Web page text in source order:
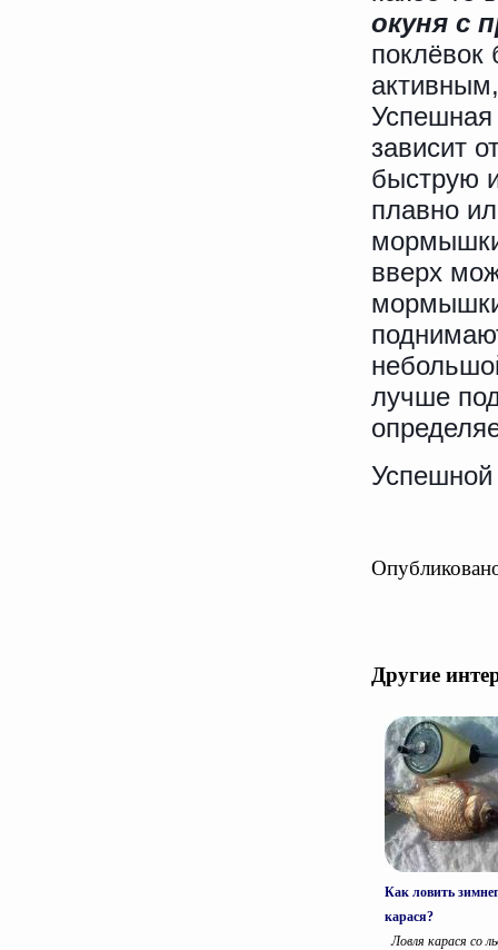
окуня с
поклёвок
зависит
быструю
плавно
вверх
лучше
Другие
Как ловить
карася?
Ловля карася со